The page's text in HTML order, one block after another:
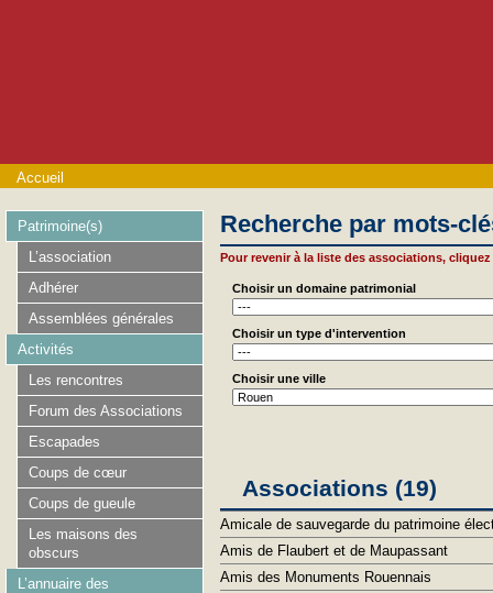
Accueil
Recherche par mots-
Pour revenir à la liste des associations,
Choisir un domaine patrimonial
Choisir un type d'intervention
Choisir une ville
Associations (19)
Amicale de sauvegarde du patrimoine
Amis de Flaubert et de Maupassant
Amis des Monuments Rouennais
Patrimoine(s)
L’association
Adhérer
Assemblées générales
Activités
Les rencontres
Forum des Associations
Escapades
Coups de cœur
Coups de gueule
Les maisons des
obscurs
L’annuaire des